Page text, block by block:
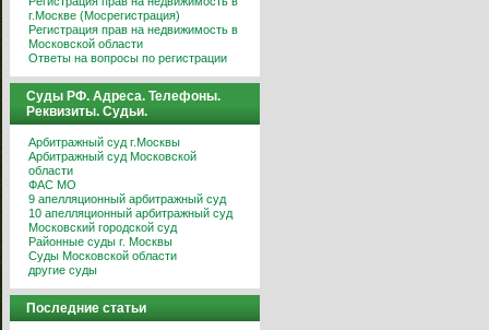
г.Москве (Мосрегистрация)
Регистрация прав на недвижимость в
Московской области
Ответы на вопросы по регистрации
Суды РФ. Адреса. Телефоны.
Реквизиты. Судьи.
Арбитражный суд г.Москвы
Арбитражный суд Московской
области
ФАС МО
9 апелляционный арбитражный суд
10 апелляционный арбитражный суд
Московский городской суд
Районные суды г. Москвы
Суды Московской области
другие суды
Последние статьи